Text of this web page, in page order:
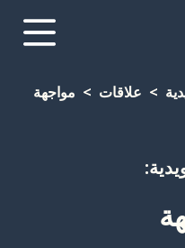
علاقات مواجهة